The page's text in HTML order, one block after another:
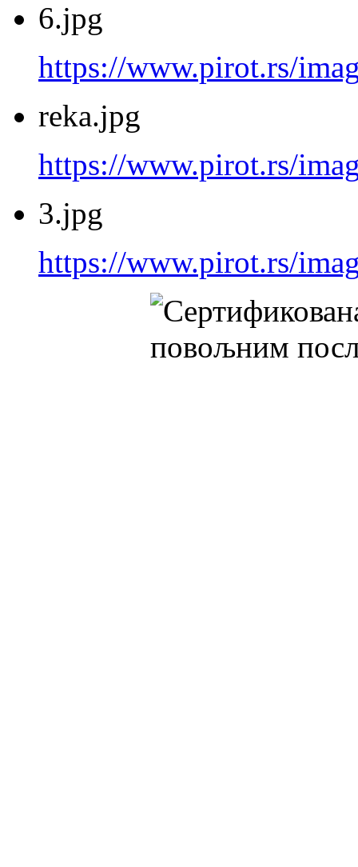
6.jpg
https://www.pirot.rs/
reka.jpg
https://www.pirot.rs/
3.jpg
https://www.pirot.rs/